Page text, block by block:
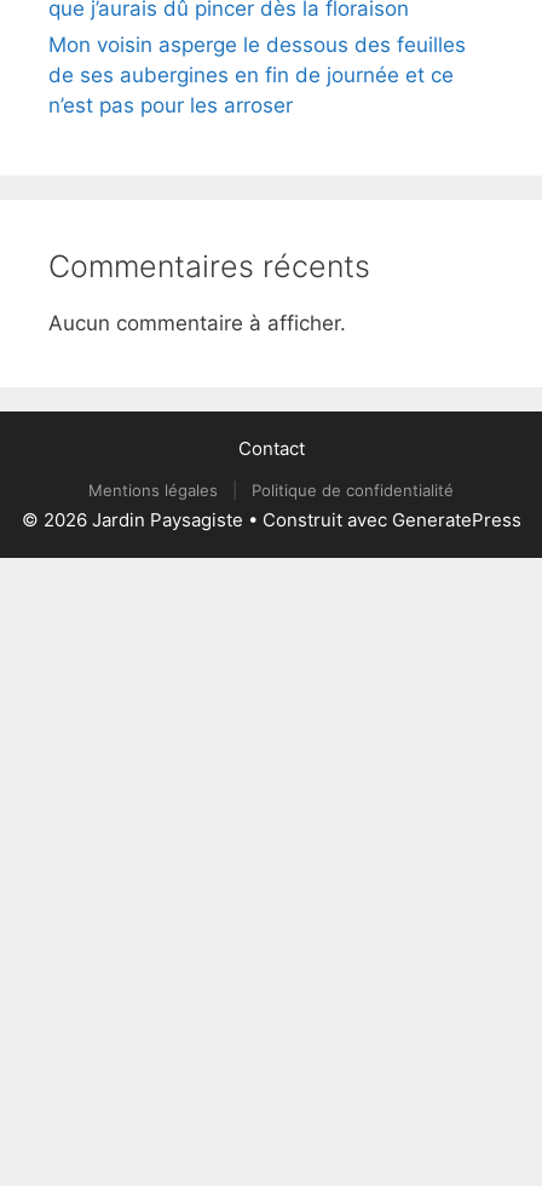
que j’aurais dû pincer dès la floraison
Mon voisin asperge le dessous des feuilles
de ses aubergines en fin de journée et ce
n’est pas pour les arroser
Commentaires récents
Aucun commentaire à afficher.
Contact
Mentions légales Politique de confidentialité
© 2026 Jardin Paysagiste • Construit avec GeneratePress